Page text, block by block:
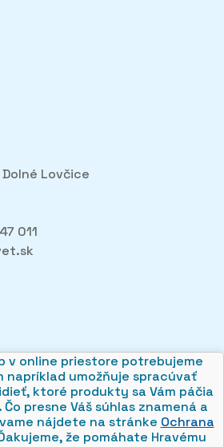
obchodu pozorne
aby sme zistili, čo sa Vám
a mohli sa tak posúvať vpred.
v online priestore potrebujeme
napríklad umožňuje spracúvať
ktoré produkty sa Vám páčia
presne Váš súhlas znamená a
nájdete na stránke Ochrana
že pomáhate Hravému
Lovčice
011